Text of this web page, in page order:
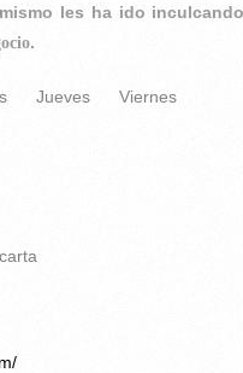
les ha ido
.
Jueves Viernes